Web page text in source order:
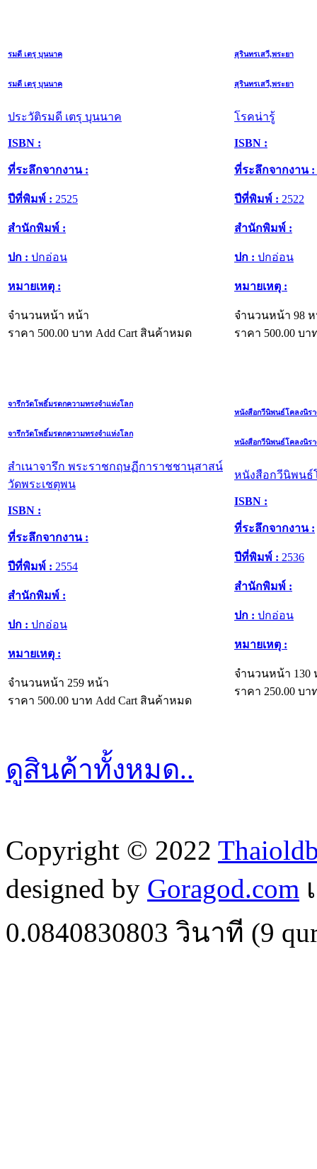
รมดี เตรุ บุนนาค
รมดี เตรุ บุนนาค
ประวัติรมดี เตรุ บุนนาค
ISBN :
ที่ระลึกจากงาน :
ปีที่พิมพ์ : 2525
สำนักพิมพ์ :
ปก : ปกอ่อน
หมายเหตุ :
จำนวนหน้า หน้า
ราคา 500.00 บาท Add Cart สินค้าหมด
สุรินทรเสวี,พระยา
สุรินทรเสวี,พระยา
โรคน่ารู้
ISBN :
ที่ระลึกจากงาน :
ปีที่พิมพ์ : 2522
สำนักพิมพ์ :
ปก : ปกอ่อน
หมายเหตุ :
จำนวนหน้า 98
ราคา 500.00 บา
จารึกวัดโพธิ์มรดกความทรงจำแห่งโลก
จารึกวัดโพธิ์มรดกความทรงจำแห่งโลก
สำเนาจารึก พระราชกฤษฏีการาชชานุสาสน์
วัดพระเชตุพน
ISBN :
ที่ระลึกจากงาน :
ปีที่พิมพ์ : 2554
สำนักพิมพ์ :
ปก : ปกอ่อน
หมายเหตุ :
จำนวนหน้า 259 หน้า
ราคา 500.00 บาท Add Cart สินค้าหมด
หนังสือกวีนิพนธ์โคลงนิรา
หนังสือกวีนิพนธ์โคลงนิรา
หนังสือกวีนิพนธ์
ISBN :
ที่ระลึกจากงาน :
ปีที่พิมพ์ : 2536
สำนักพิมพ์ :
ปก : ปกอ่อน
หมายเหตุ :
จำนวนหน้า 130
ราคา 250.00 บา
ดูสินค้าทั้งหมด..
Copyright © 2022
designed by Goragod.com
0.0840830803 วินาที (9